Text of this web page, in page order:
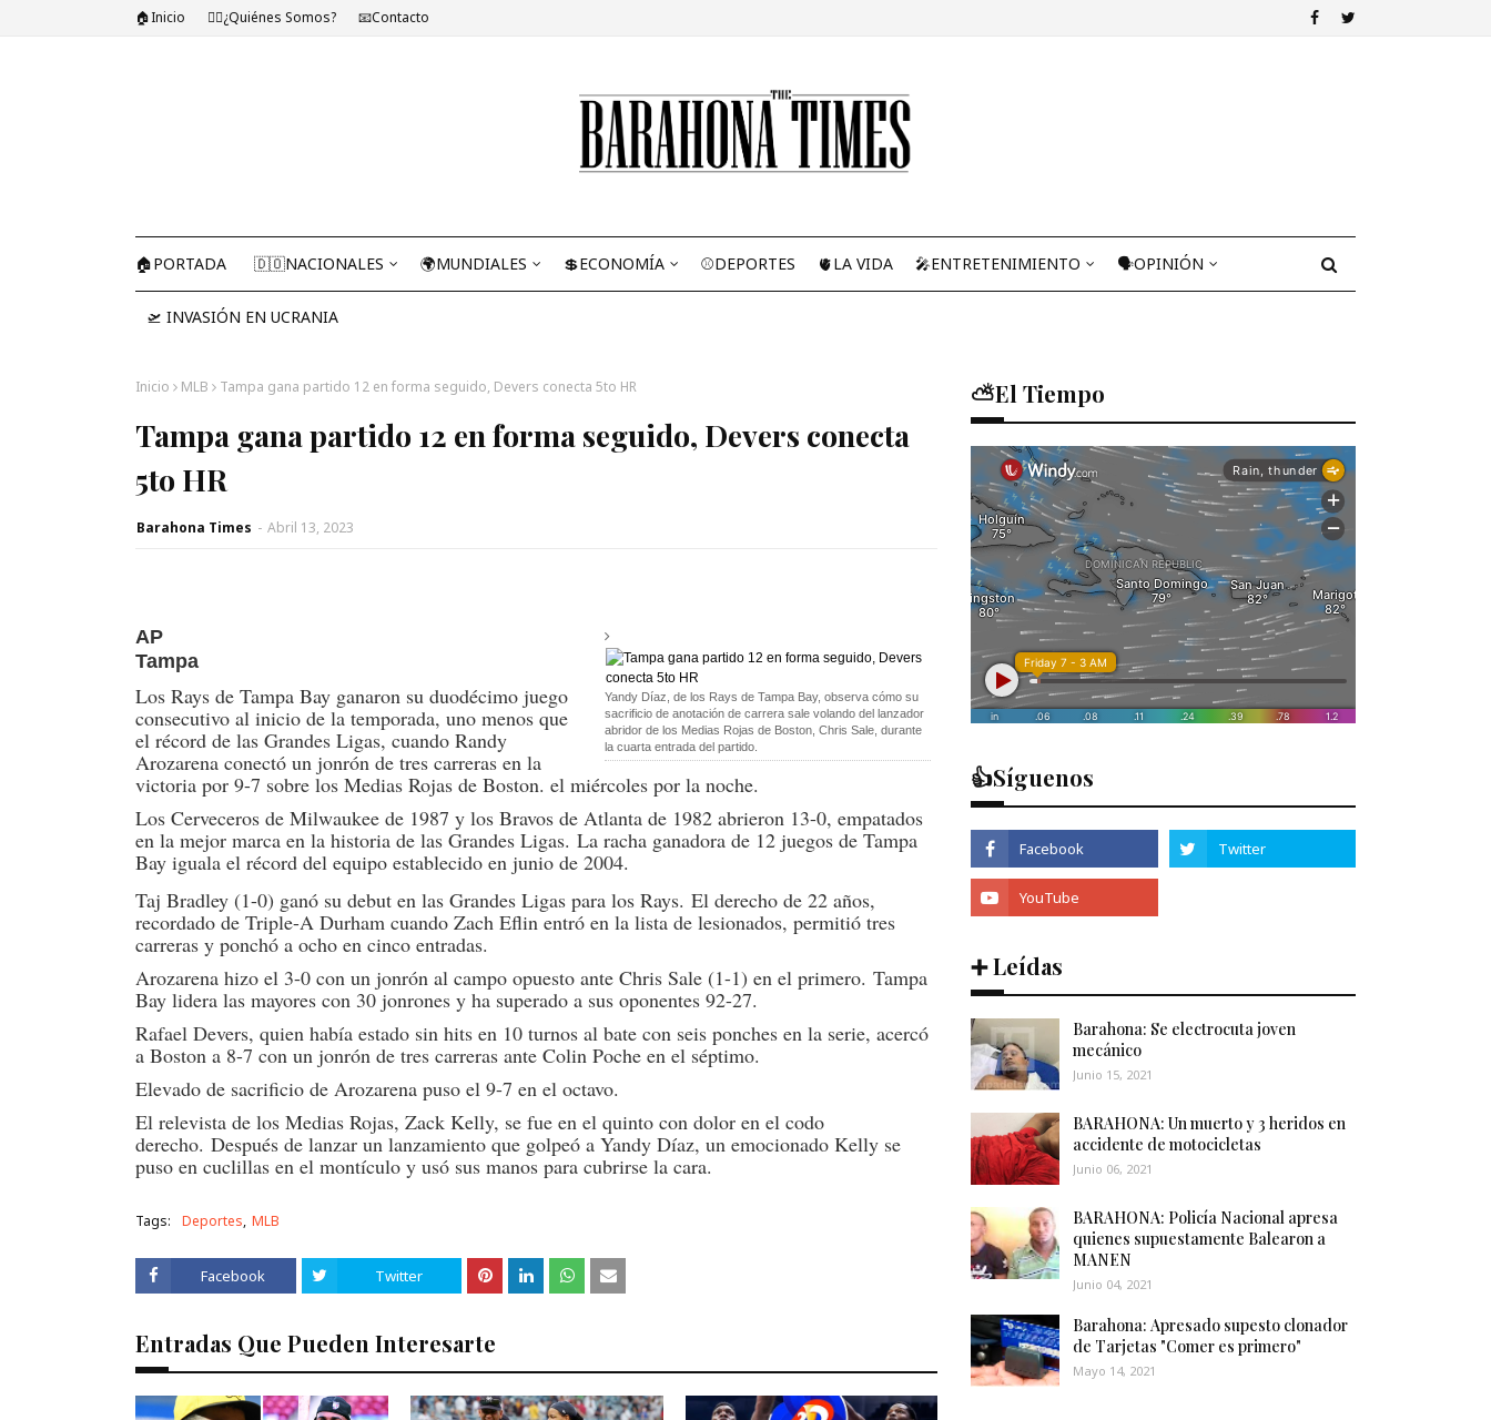
🏠Inicio 🤷‍♂️¿Quiénes Somos? 📧Contacto
🏠PORTADA 🇩🇴NACIONALES 🌍MUNDIALES 💲ECONOMÍA ⚾DEPORTES 🫀LA VIDA 🎤ENTRETENIMIENTO 🗣OPINIÓN
🛫 INVASIÓN EN UCRANIA
Inicio MLB Tampa gana partido 12 en forma seguido, Devers conecta 5to HR
Tampa gana partido 12 en forma seguido, Devers conecta
5to HR
Barahona Times - Abril 13, 2023
Yandy Díaz, de los Rays de Tampa Bay, observa cómo su
sacrificio de anotación de carrera sale volando del lanzador
abridor de los Medias Rojas de Boston, Chris Sale, durante
la cuarta entrada del partido.
AP
Tampa
Los Rays de Tampa Bay ganaron su duodécimo juego
consecutivo al inicio de la temporada, uno menos que
el récord de las Grandes Ligas, cuando Randy
Arozarena conectó un jonrón de tres carreras en la
victoria por 9-7 sobre los Medias Rojas de Boston. el miércoles por la noche.
Los Cerveceros de Milwaukee de 1987 y los Bravos de Atlanta de 1982 abrieron 13-0, empatados
en la mejor marca en la historia de las Grandes Ligas. La racha ganadora de 12 juegos de Tampa
Bay iguala el récord del equipo establecido en junio de 2004.
Taj Bradley (1-0) ganó su debut en las Grandes Ligas para los Rays. El derecho de 22 años,
recordado de Triple-A Durham cuando Zach Eflin entró en la lista de lesionados, permitió tres
carreras y ponchó a ocho en cinco entradas.
Arozarena hizo el 3-0 con un jonrón al campo opuesto ante Chris Sale (1-1) en el primero. Tampa
Bay lidera las mayores con 30 jonrones y ha superado a sus oponentes 92-27.
Rafael Devers, quien había estado sin hits en 10 turnos al bate con seis ponches en la serie, acercó
a Boston a 8-7 con un jonrón de tres carreras ante Colin Poche en el séptimo.
Elevado de sacrificio de Arozarena puso el 9-7 en el octavo.
El relevista de los Medias Rojas, Zack Kelly, se fue en el quinto con dolor en el codo
derecho. Después de lanzar un lanzamiento que golpeó a Yandy Díaz, un emocionado Kelly se
puso en cuclillas en el montículo y usó sus manos para cubrirse la cara.
Tags: Deportes MLB
Facebook Twitter
Entradas Que Pueden Interesarte
⛅El Tiempo
👍Síguenos
➕ Leídas
Barahona: Se electrocuta joven
mecánico
Junio 15, 2021
BARAHONA: Un muerto y 3 heridos en
accidente de motocicletas
Junio 06, 2021
BARAHONA: Policía Nacional apresa
quienes supuestamente Balearon a
MANEN
Junio 04, 2021
Barahona: Apresado supesto clonador
de Tarjetas "Comer es primero"
Mayo 14, 2021